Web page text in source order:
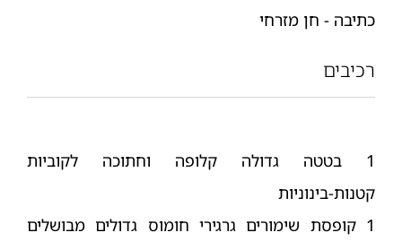
כתיבה - חן מזרחי
רכיבים
1 בטטה גדולה קלופה וחתוכה לקוביות
קטנות-בינוניות
1 קופסת שימורים גרגירי חומוס גדולים מבושלים